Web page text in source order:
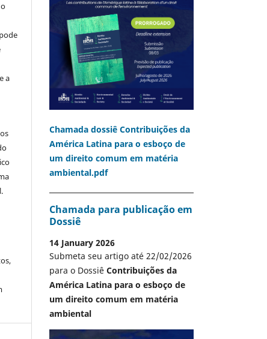
a
Chamada dossiê Contribuições da
América Latina para o esboço de
um direito comum em matéria
ambiental.pdf
Chamada para publicação em
Dossiê
14 January 2026
Submeta seu artigo até 22/02/2026
para o Dossiê Contribuições da
América Latina para o esboço de
um direito comum em matéria
ambiental